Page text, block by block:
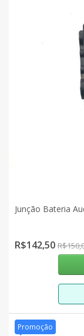
Junção Bateria
R$142,50
Promoção